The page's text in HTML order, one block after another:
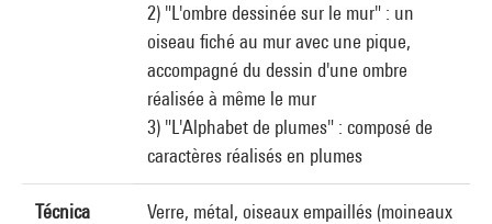
2) "L'ombre dessinée sur le mur" : un
oiseau fiché au mur avec une pique,
accompagné du dessin d'une ombre
réalisée à même le mur
3) "L'Alphabet de plumes" : composé de
caractères réalisés en plumes
Técnica
Verre, métal, oiseaux empaillés (moineaux